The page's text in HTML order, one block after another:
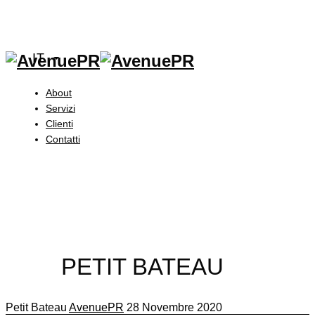
About
Servizi
Clienti
Contatti
PETIT BATEAU
Petit Bateau AvenuePR 28 Novembre 2020
IT